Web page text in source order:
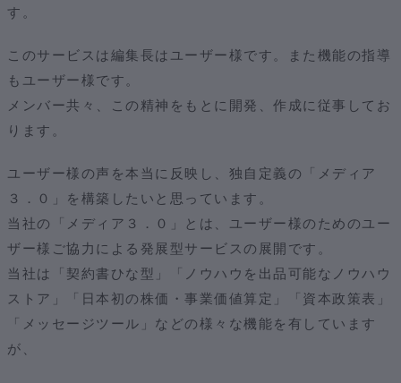
す。
このサービスは編集長はユーザー様です。また機能の指導
もユーザー様です。
メンバー共々、この精神をもとに開発、作成に従事してお
ります。
ユーザー様の声を本当に反映し、独自定義の「メディア
３．０」を構築したいと思っています。
当社の「メディア３．０」とは、ユーザー様のためのユー
ザー様ご協力による発展型サービスの展開です。
当社は「契約書ひな型」「ノウハウを出品可能なノウハウ
ストア」「日本初の株価・事業価値算定」「資本政策表」
「メッセージツール」などの様々な機能を有しています
が、